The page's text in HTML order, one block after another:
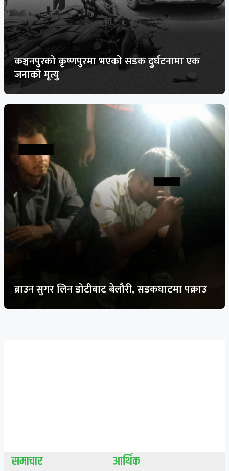
कञ्चनपुरको कृष्णपुरमा भएको सडक दुर्घटनामा एक
जनाको मृत्यु
ब्राउन सुगर लिन डोटीबाट बेलौरी, सडकघाटमा पक्राउ
समाचार आर्थिक